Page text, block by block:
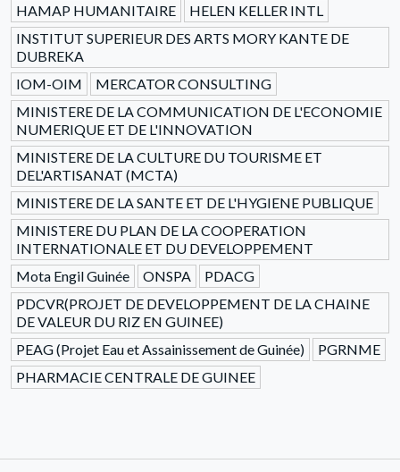
HAMAP HUMANITAIRE
HELEN KELLER INTL
INSTITUT SUPERIEUR DES ARTS MORY KANTE DE
DUBREKA
IOM-OIM
MERCATOR CONSULTING
MINISTERE DE LA COMMUNICATION DE L'ECONOMIE
NUMERIQUE ET DE L'INNOVATION
MINISTERE DE LA CULTURE DU TOURISME ET
DEL'ARTISANAT (MCTA)
MINISTERE DE LA SANTE ET DE L'HYGIENE PUBLIQUE
MINISTERE DU PLAN DE LA COOPERATION
INTERNATIONALE ET DU DEVELOPPEMENT
Mota Engil Guinée
ONSPA
PDACG
PDCVR(PROJET DE DEVELOPPEMENT DE LA CHAINE
DE VALEUR DU RIZ EN GUINEE)
PEAG (Projet Eau et Assainissement de Guinée)
PGRNME
PHARMACIE CENTRALE DE GUINEE